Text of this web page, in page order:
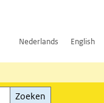
Nederlands English
Zoeken